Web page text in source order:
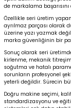
de markalama
Özellikle seri üretim
ayrılmaz parçası olarak
üzerine yazı yazmak
marka güvenliğinin bir
Sonuç olarak seri
kirlenme, mekanik
soğutma ve hatalı
sorunların profesyonel
yeterli değildir. Sürecin
Doğru makine seçimi,
standardizasyonu ve